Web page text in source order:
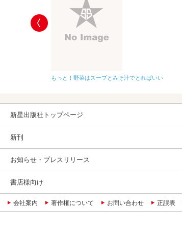
もっと！野菜はスープとみそ汁でとればいい
新星出版社トップページ
新刊
お知らせ・プレスリリース
書店様向け
会社案内 著作権について お問い合わせ 正誤表